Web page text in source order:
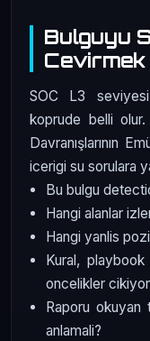
Bulguyu
Cevirmek
SOC L3
koprude belli
Davranışlarının
icerigi su sorulara
Bu bulgu
Hangi alanlar
Hangi yanlis
Kural,
oncelikler
Raporu okuyan
anlamali?